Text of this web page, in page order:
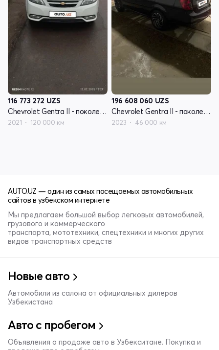
116 773 272 UZS
Chevrolet Gentra II - поколение
2021 120 000 км
196 608 060 UZS
Chevrolet Gentra II - поколение
2023 46 000 км
AUTO.UZ — один из самых посещаемых автомобильных
сайтов в узбекском интернете
Мы предлагаем большой выбор легковых автомобилей,
грузового и коммерческого
транспорта, мототехники, спецтехники и многих других
видов транспортных средств
Новые авто
Автомобили из салона от официальных дилеров
Узбекистана
Авто с пробегом
Объявления о продаже авто в Узбекситане. Покупка и